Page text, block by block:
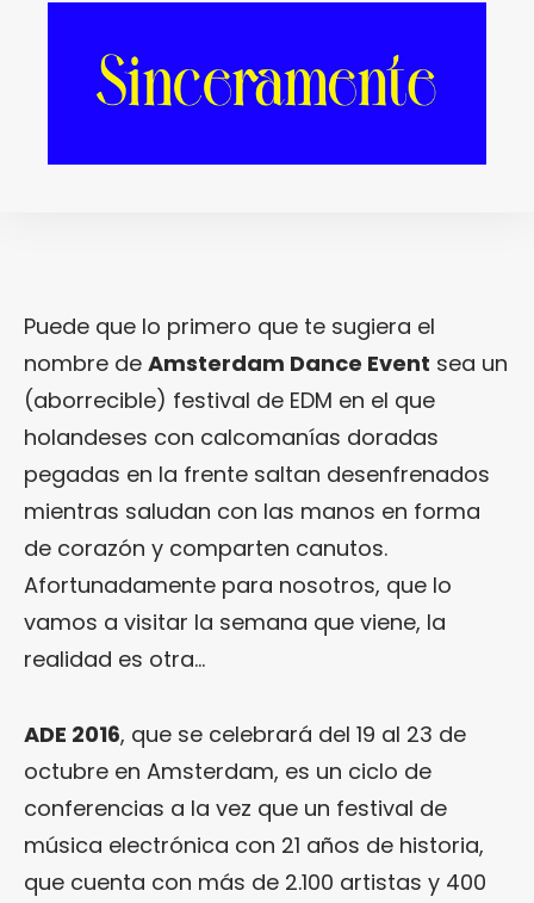
en el cuerpo unas
ganacas tremendas de
Amsterdam.
Puede que lo primero que te sugiera el
nombre de Amsterdam Dance Event sea un
(aborrecible) festival de EDM en el que
holandeses con calcomanías doradas
pegadas en la frente saltan desenfrenados
mientras saludan con las manos en forma
de corazón y comparten canutos.
Afortunadamente para nosotros, que lo
vamos a visitar la semana que viene, la
realidad es otra…
ADE 2016, que se celebrará del 19 al 23 de
octubre en Amsterdam, es un ciclo de
conferencias a la vez que un festival de
música electrónica con 21 años de historia,
que cuenta con más de 2.100 artistas y 400